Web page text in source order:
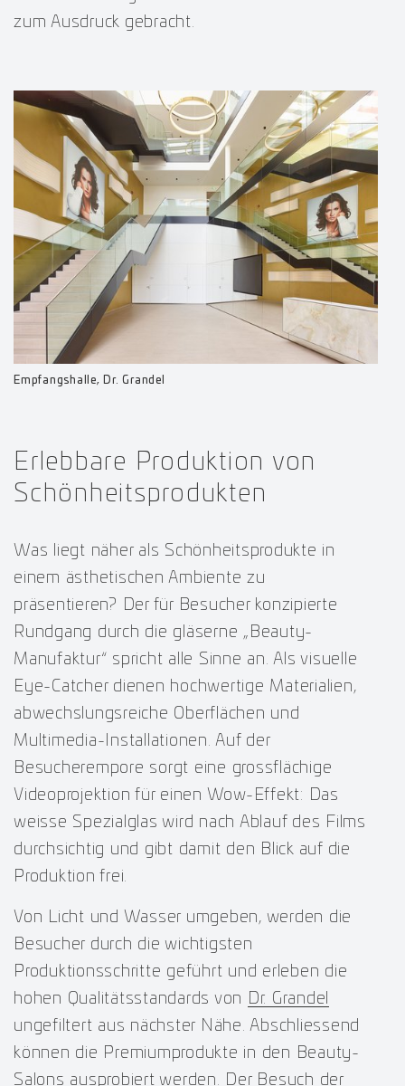
zum Ausdruck gebracht.
Empfangshalle, Dr. Grandel
Erlebbare Produktion von
Schönheitsprodukten
Was liegt näher als Schönheitsprodukte in
einem ästhetischen Ambiente zu
präsentieren? Der für Besucher konzipierte
Rundgang durch die gläserne „Beauty-
Manufaktur“ spricht alle Sinne an. Als visuelle
Eye-Catcher dienen hochwertige Materialien,
abwechslungsreiche Oberflächen und
Multimedia-Installationen. Auf der
Besucherempore sorgt eine grossflächige
Videoprojektion für einen Wow-Effekt: Das
weisse Spezialglas wird nach Ablauf des Films
durchsichtig und gibt damit den Blick auf die
Produktion frei.
Von Licht und Wasser umgeben, werden die
Besucher durch die wichtigsten
Produktionsschritte geführt und erleben die
hohen Qualitätsstandards von
Dr. Grandel
ungefiltert aus nächster Nähe. Abschliessend
können die Premiumprodukte in den Beauty-
Salons ausprobiert werden. Der Besuch der